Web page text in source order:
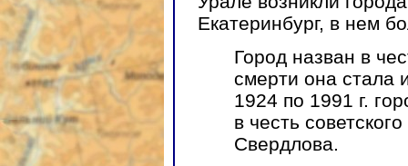
Екатеринбург, в нем
Город назван в
смерти она стала
1924 по 1991 г.
в честь
Свердлова.